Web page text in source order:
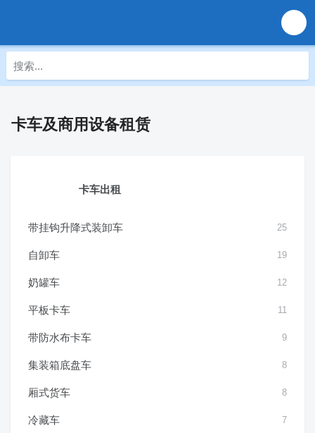
卡车及商用设备租赁
卡车出租
带挂钩升降式装卸车 25
自卸车 19
奶罐车 12
平板卡车 11
带防水布卡车 9
集装箱底盘车 8
厢式货车 8
冷藏车 7